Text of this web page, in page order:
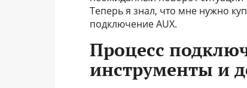
Теперь я знал, что мне нужно
подключение AUX.
Процесс
инструменты и